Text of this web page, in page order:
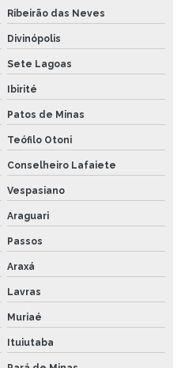
Ribeirão das Neves
Divinópolis
Sete Lagoas
Ibirité
Patos de Minas
Teófilo Otoni
Conselheiro Lafaiete
Vespasiano
Araguari
Passos
Araxá
Lavras
Muriaé
Ituiutaba